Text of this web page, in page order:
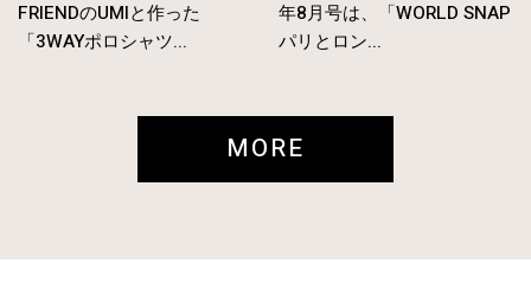
FRIENDのUMIと作った
「3WAYポロシャツ...
年8月号は、「WORLD SNAP
パリとロン...
MORE